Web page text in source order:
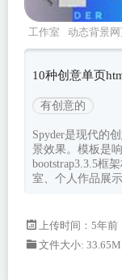
工作室 动态背景
背景模板
10种创意单页
有创意的
Spyder是现代的
景效果。模板是
bootstrap3.3.5框
室、个人作品展
上传时间：5年前
文件大小: 33.65M